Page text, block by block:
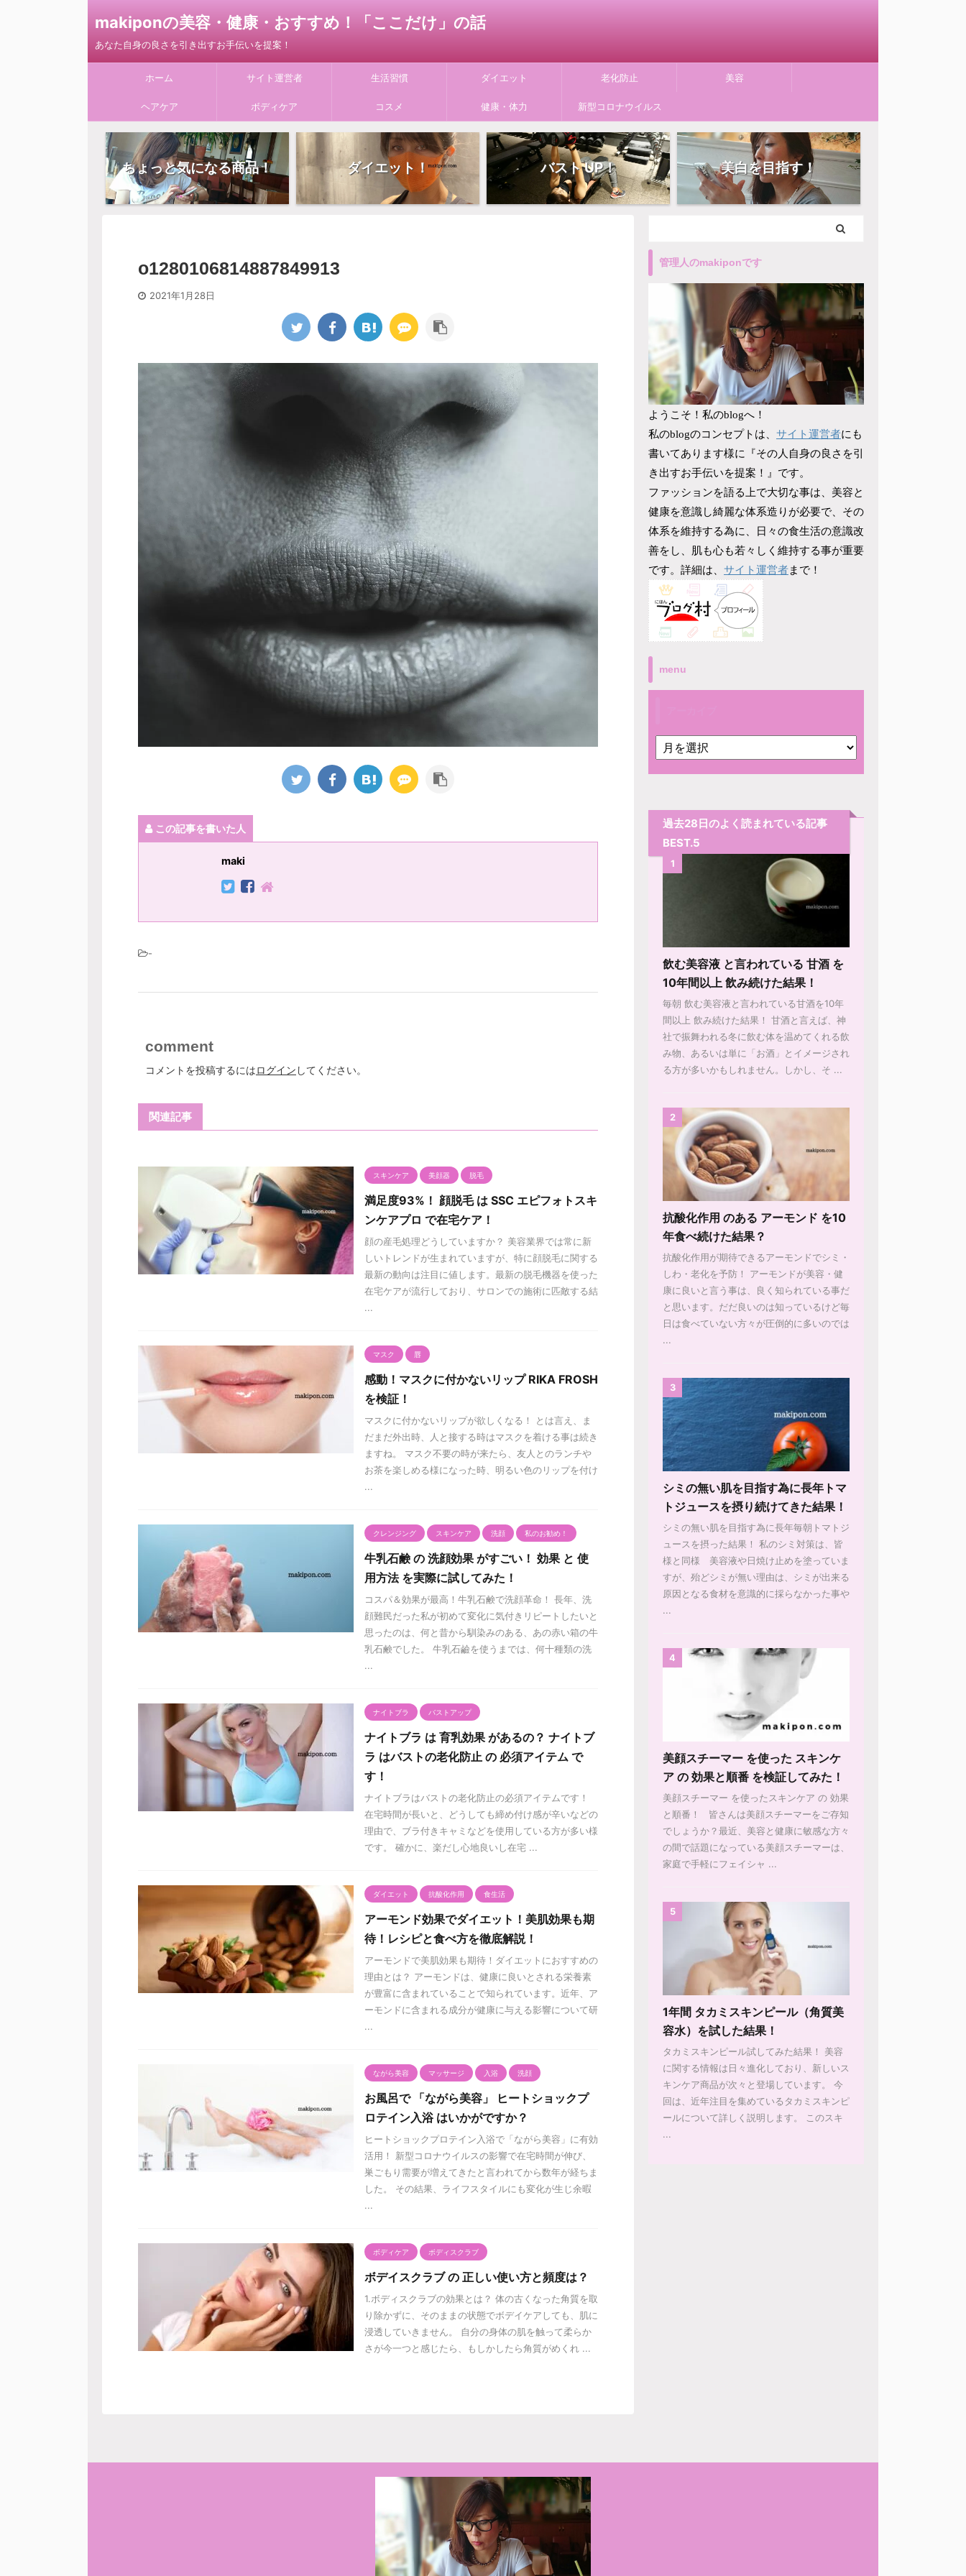
makiponの美容・健康・おすすめ！「ここだけ」の話
あなた自身の良さを引き出すお手伝いを提案！
ホーム サイト運営者 生活習慣 ダイエット 老化防止 美容
ヘアケア ボディケア コスメ 健康・体力 新型コロナウイルス
ちょっと気になる商品！ ダイエット！ バスト UP！ 美白を目指す！
o1280106814887849913
2021年1月28日
この記事を書いた人
maki
-
comment
コメントを投稿するにはログイン してください。
関連記事
スキンケア 美顔器 脱毛
満足度93%！ 顔脱毛 は SSC エピフォトスキ
ンケアプロ で在宅ケア！
顔の産毛処理どうしていますか？ 美容業界では常に新
しいトレンドが生まれていますが、特に顔脱毛に関する
最新の動向は注目に値します。最新の脱毛機器を使った
在宅ケアが流行しており、サロンでの施術に匹敵する結
...
マスク 唇
感動！マスクに付かないリップ RIKA FROSH
を検証！
マスクに付かないリップが欲しくなる！ とは言え、ま
だまだ外出時、人と接する時はマスクを着ける事は続き
ますね。 マスク不要の時が来たら、友人とのランチや
お茶を楽しめる様になった時、明るい色のリップを付け
...
クレンジング スキンケア 洗顔 私のお勧め！
牛乳石鹸 の 洗顔効果 がすごい！ 効果 と 使
用方法 を実際に試してみた！
コスパ＆効果が最高！牛乳石鹸で洗顔革命！ 長年、洗
顔難民だった私が初めて変化に気付きリピートしたいと
思ったのは、何と昔から馴染みのある、あの赤い箱の牛
乳石鹸でした。 牛乳石鹼を使うまでは、何十種類の洗
...
ナイトブラ バストアップ
ナイトブラ は 育乳効果 があるの？ ナイトブ
ラ はバストの老化防止 の 必須アイテム で
す！
ナイトブラはバストの老化防止の必須アイテムです！
在宅時間が長いと、どうしても締め付け感が辛いなどの
理由で、ブラ付きキャミなどを使用している方が多い様
です。 確かに、楽だし心地良いし在宅 ...
ダイエット 抗酸化作用 食生活
アーモンド効果でダイエット！美肌効果も期
待！レシピと食べ方を徹底解説！
アーモンドで美肌効果も期待！ダイエットにおすすめの
理由とは？ アーモンドは、健康に良いとされる栄養素
が豊富に含まれていることで知られています。近年、ア
ーモンドに含まれる成分が健康に与える影響について研
...
ながら美容 マッサージ 入浴 洗顔
お風呂で 「ながら美容」 ヒートショックプ
ロテイン入浴 はいかがですか？
ヒートショックプロテイン入浴で「ながら美容」に有効
活用！ 新型コロナウイルスの影響で在宅時間が伸び、
巣ごもり需要が増えてきたと言われてから数年が経ちま
した。 その結果、ライフスタイルにも変化が生じ余暇
...
ボディケア ボディスクラブ
ボデイスクラブ の 正しい使い方と頻度は？
1.ボディスクラブの効果とは？ 体の古くなった角質を取
り除かずに、そのままの状態でボデイケアしても、肌に
浸透していきません。 自分の身体の肌を触って柔らか
さが今一つと感じたら、もしかしたら角質がめくれ ...
管理人のmakiponです
ようこそ！私のblogへ！
私のblogのコンセプトは、 サイト運営者にも
書いてあります様に『その人自身の良さを引
き出すお手伝いを提案！』です。
ファッションを語る上で大切な事は、美容と
健康を意識し綺麗な体系造りが必要で、その
体系を維持する為に、日々の食生活の意識改
善をし、肌も心も若々しく維持する事が重要
です。詳細は、 サイト運営者まで！
menu
過去28日のよく読まれている記事
BEST.5
1
飲む美容液 と言われている 甘酒 を
10年間以上 飲み続けた結果！
毎朝 飲む美容液と言われている甘酒を10年
間以上 飲み続けた結果！ 甘酒と言えば、神
社で振舞われる冬に飲む体を温めてくれる飲
み物、あるいは単に「お酒」とイメージされ
る方が多いかもしれません。しかし、そ ...
2
抗酸化作用 のある アーモンド を10
年食べ続けた結果？
抗酸化作用が期待できるアーモンドでシミ・
しわ・老化を予防！ アーモンドが美容・健
康に良いと言う事は、良く知られている事だ
と思います。だだ良いのは知っているけど毎
日は食べていない方々が圧倒的に多いのでは
...
3
シミの無い肌を目指す為に長年トマ
トジュースを摂り続けてきた結果！
シミの無い肌を目指す為に長年毎朝トマトジ
ュースを摂った結果！ 私のシミ対策は、皆
様と同様 美容液や日焼け止めを塗っていま
すが、殆どシミが無い理由は、シミが出来る
原因となる食材を意識的に採らなかった事や
...
4
美顔スチーマー を使った スキンケ
ア の 効果と順番 を検証してみた！
美顔スチーマー を使ったスキンケア の 効果
と順番！ 皆さんは美顔スチーマーをご存知
でしょうか？最近、美容と健康に敏感な方々
の間で話題になっている美顔スチーマーは、
家庭で手軽にフェイシャ ...
5
1年間 タカミスキンピール（角質美
容水）を試した結果！
タカミスキンピール試してみた結果！ 美容
に関する情報は日々進化しており、新しいス
キンケア商品が次々と登場しています。 今
回は、近年注目を集めているタカミスキンピ
ールについて詳しく説明します。 このスキ
...